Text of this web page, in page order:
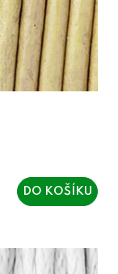
DO KOŠÍKU